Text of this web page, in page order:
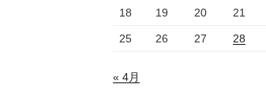
18 19 20 21
25 26 27 28
« 4月